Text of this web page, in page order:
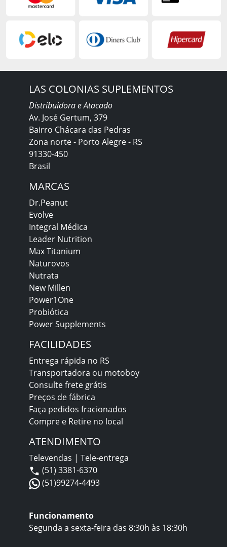
LAS COLONIAS SUPLEMENTOS
Distribuidora e Atacado
Av. José Gertum, 379
Bairro Chácara das Pedras
Zona norte - Porto Alegre - RS
91330-450
Brasil
MARCAS
Dr.Peanut
Evolve
Integral Médica
Leader Nutrition
Max Titanium
Naturovos
Nutrata
New Millen
Power1One
Probiótica
Power Supplements
FACILIDADES
Entrega rápida no RS
Transportadora ou motoboy
Consulte frete grátis
Preços de fábrica
Faça pedidos fracionados
Compre e Retire no local
ATENDIMENTO
Televendas | Tele-entrega
(51) 3381-6370
(51)99274-4493
Funcionamento
Segunda a sexta-feira das 8:30h às 18:30h